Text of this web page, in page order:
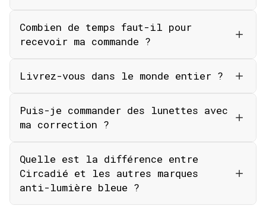
Combien de temps faut-il pour
recevoir ma commande ?
Livrez-vous dans le monde entier ?
Puis-je commander des lunettes avec
ma correction ?
Quelle est la différence entre
Circadié et les autres marques
anti-lumière bleue ?